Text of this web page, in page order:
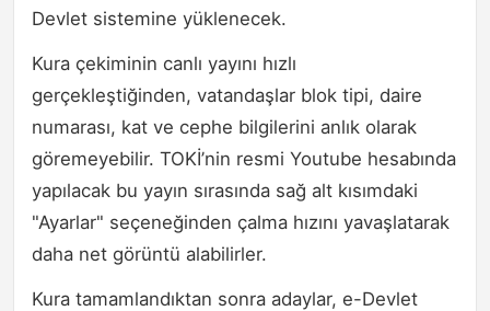
Devlet sistemine yüklenecek.
Kura çekiminin canlı yayını hızlı
gerçekleştiğinden, vatandaşlar blok tipi, daire
numarası, kat ve cephe bilgilerini anlık olarak
göremeyebilir. TOKİ’nin resmi Youtube hesabında
yapılacak bu yayın sırasında sağ alt kısımdaki
"Ayarlar" seçeneğinden çalma hızını yavaşlatarak
daha net görüntü alabilirler.
Kura tamamlandıktan sonra adaylar, e-Devlet